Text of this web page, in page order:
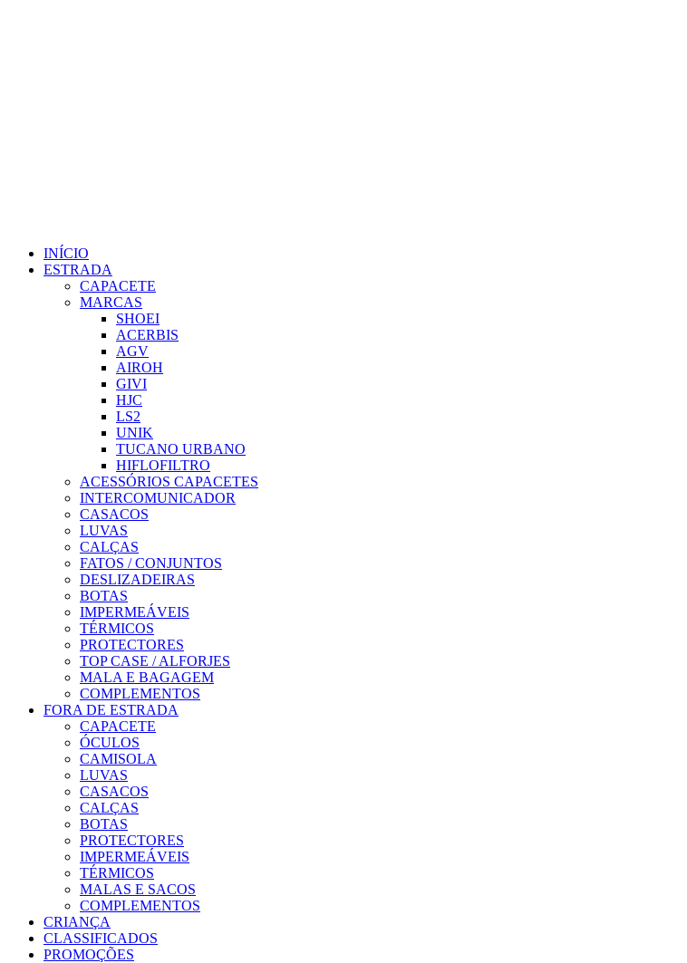
INÍCIO
ESTRADA
CAPACETE
MARCAS
SHOEI
ACERBIS
AGV
AIROH
GIVI
HJC
LS2
UNIK
TUCANO URBANO
HIFLOFILTRO
ACESSÓRIOS CAPACETES
INTERCOMUNICADOR
CASACOS
LUVAS
CALÇAS
FATOS / CONJUNTOS
DESLIZADEIRAS
BOTAS
IMPERMEÁVEIS
TÉRMICOS
PROTECTORES
TOP CASE / ALFORJES
MALA E BAGAGEM
COMPLEMENTOS
FORA DE ESTRADA
CAPACETE
ÓCULOS
CAMISOLA
LUVAS
CASACOS
CALÇAS
BOTAS
PROTECTORES
IMPERMEÁVEIS
TÉRMICOS
MALAS E SACOS
COMPLEMENTOS
CRIANÇA
CLASSIFICADOS
PROMOÇÕES